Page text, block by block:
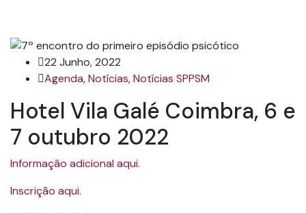
22 Junho, 2022
Agenda,Notícias,Notícias SPPSM
Hotel Vila Galé Coimbra, 6 e
7 outubro 2022
Informação adicional aqui.
Inscrição aqui.